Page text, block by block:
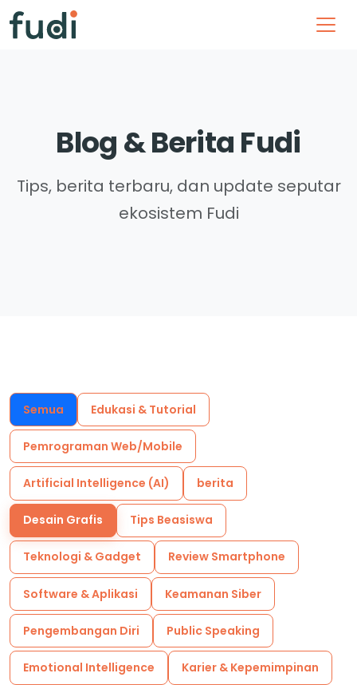
Blog & Berita Fudi
Tips, berita terbaru, dan update seputar
ekosistem Fudi
Semua Edukasi & Tutorial
Pemrograman Web/Mobile
Artificial Intelligence (AI) berita
Desain Grafis Tips Beasiswa
Teknologi & Gadget Review Smartphone
Software & Aplikasi Keamanan Siber
Pengembangan Diri Public Speaking
Emotional Intelligence Karier & Kepemimpinan